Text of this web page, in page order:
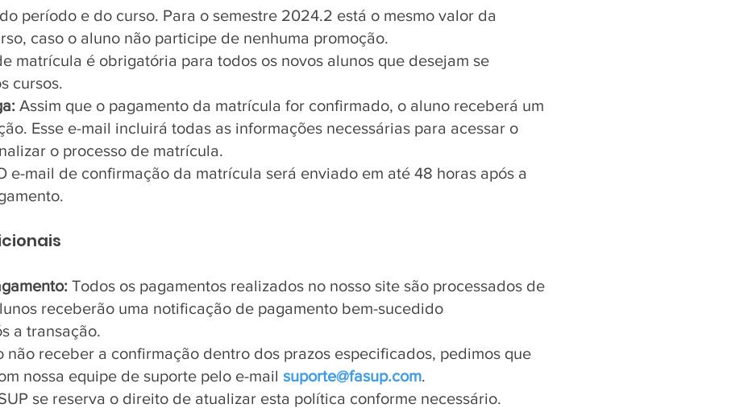
período e do curso. Para o semestre 2024.2 está o mesmo valor da
caso o aluno não participe de nenhuma promoção.
matrícula é obrigatória para todos os novos alunos que desejam se
cursos.
Assim que o pagamento da matrícula for confirmado, o aluno receberá um
Esse e-mail incluirá todas as informações necessárias para acessar o
o processo de matrícula.
e-mail de confirmação da matrícula será enviado em até 48 horas após a
Todos os pagamentos realizados no nosso site são processados de
receberão uma notificação de pagamento bem-sucedido
a transação.
não receber a confirmação dentro dos prazos especificados, pedimos que
nossa equipe de suporte pelo e-mail suporte@fasup.com.
se reserva o direito de atualizar esta política conforme necessário.